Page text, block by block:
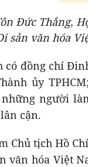
Đức Thắng,
sản văn hóa
đồng chí
ủy
người
cận.
Chủ tịch Hồ
văn hóa Việt